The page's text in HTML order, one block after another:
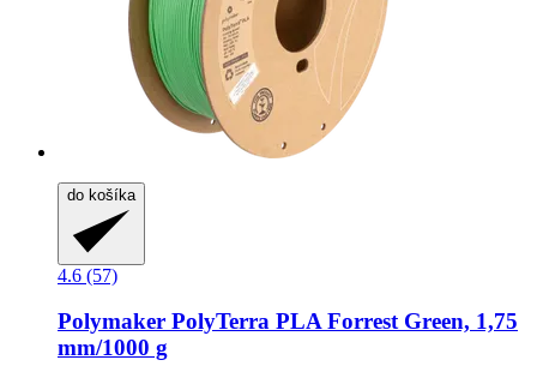
do košíka
4.6 (57)
Polymaker PolyTerra PLA Forrest Green, 1,75
mm/1000 g